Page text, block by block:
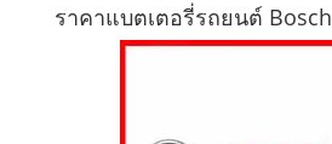
ราคาแบตเตอรี่รถยนต์ Bosch